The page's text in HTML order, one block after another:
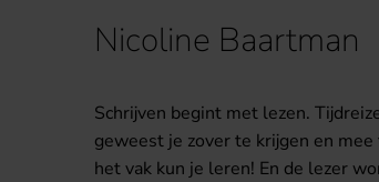
Nicoline Baartman
Schrijven begint met lezen.
geweest je zover te krijgen en
het vak kun je leren! En de lezer